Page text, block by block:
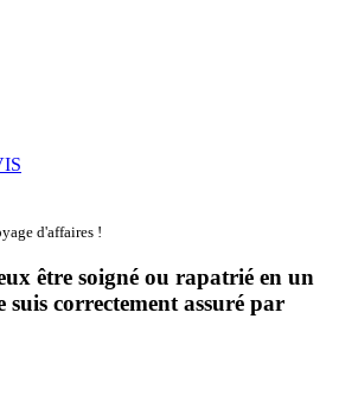
d'affaires !
être soigné ou rapatrié en un
suis correctement assuré par